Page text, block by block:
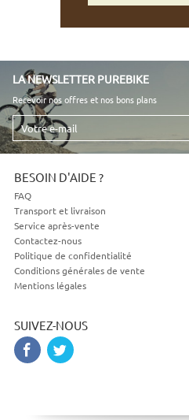
LA NEWSLETTER PUREBIKE
Recevoir nos offres et nos bons plans
Votre
e-
mail
BESOIN D'AIDE ?
FAQ
Transport et livraison
Service après-vente
Contactez-nous
Politique de confidentialité
Conditions générales de vente
Mentions légales
SUIVEZ-NOUS